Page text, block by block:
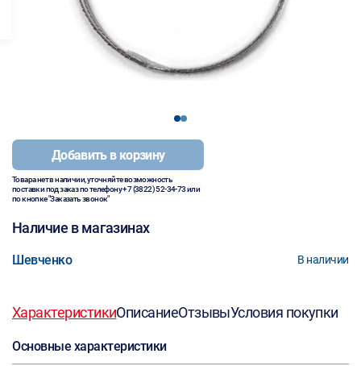
12
Добавить в корзину
Товара нет в наличии, уточняйте возможность
поставки под заказ по телефону+7 (3822) 52-34-73или
по кнопке "Заказать звонок"
Наличие в магазинах
Шевченко В наличии
ХарактеристикиОписаниеОтзывыУсловия покупки
Основные характеристики